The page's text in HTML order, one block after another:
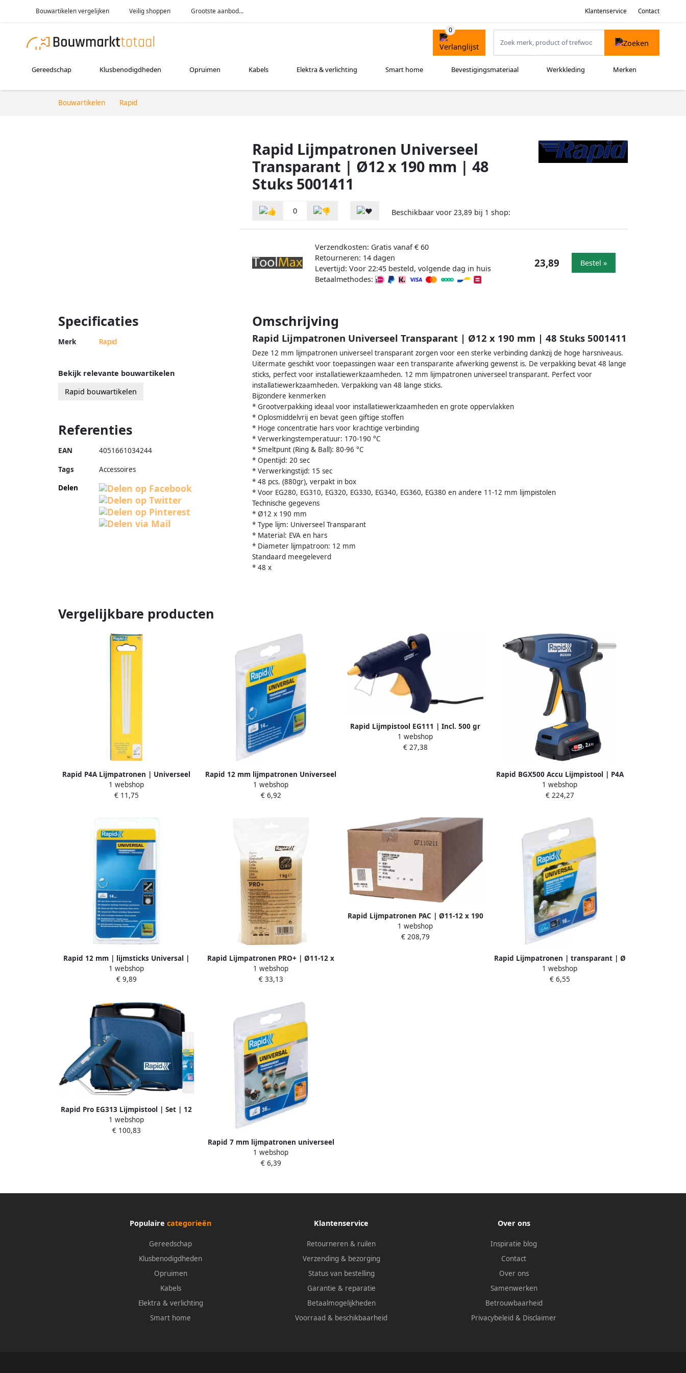
Bouwartikelen vergelijken Veilig shoppen Grootste aanbod... Klantenservice Contact
Gereedschap Klusbenodigdheden Opruimen Kabels Elektra & verlichting Smart home Bevestigingsmateriaal Werkkleding Merken
Bouwartikelen Rapid
Rapid Lijmpatronen Universeel
Transparant | Ø12 x 190 mm | 48
Stuks 5001411
0 Beschikbaar voor 23,89 bij 1 shop:
Verzendkosten: Gratis vanaf € 60
Retourneren: 14 dagen
Levertijd: Voor 22:45 besteld, volgende dag in huis
Betaalmethodes:
23,89 Bestel »
Specificaties
Merk Rapid
Omschrijving
Rapid Lijmpatronen Universeel Transparant | Ø12 x 190 mm | 48 Stuks 5001411
Deze 12 mm lijmpatronen universeel transparant zorgen voor een sterke verbinding dankzij de hoge harsniveaus.
Uitermate geschikt voor toepassingen waar een transparante afwerking gewenst is. De verpakking bevat 48 lange
sticks, perfect voor installatiewerkzaamheden. 12 mm lijmpatronen universeel transparant. Perfect voor
installatiewerkzaamheden. Verpakking van 48 lange sticks.
Bijzondere kenmerken
* Grootverpakking ideaal voor installatiewerkzaamheden en grote oppervlakken
* Oplosmiddelvrij en bevat geen giftige stoffen
* Hoge concentratie hars voor krachtige verbinding
* Verwerkingstemperatuur: 170-190 °C
* Smeltpunt (Ring & Ball): 80-96 °C
* Opentijd: 20 sec
* Verwerkingstijd: 15 sec
* 48 pcs. (880gr), verpakt in box
* Voor EG280, EG310, EG320, EG330, EG340, EG360, EG380 en andere 11-12 mm lijmpistolen
Technische gegevens
* Ø12 x 190 mm
* Type lijm: Universeel Transparant
* Material: EVA en hars
* Diameter lijmpatroon: 12 mm
Standaard meegeleverd
* 48 x
Bekijk relevante bouwartikelen
Rapid bouwartikelen
Referenties
EAN 4051661034244
Tags
Accessoires
Delen
Vergelijkbare producten
Rapid P4A Lijmpatronen | Universeel
Transparant | Ø12 x 190 mm | 16 Stuks
5001589
1 webshop
€ 11,75
Rapid 12 mm lijmpatronen Universeel
Transparant 40107356
1 webshop
€ 6,92
Rapid Lijmpistool EG111 | Incl. 500 gr
Lijmpatronen 40303076
1 webshop
€ 27,38
Rapid BGX500 Accu Lijmpistool | P4A
18V | 2.5 Ah accu + lader | 4
lijmpatronen 190mm | In koffer
1 webshop
€ 224,27
Rapid 12 mm | lijmsticks Universal |
Transparent 40107362
1 webshop
€ 9,89
Rapid Lijmpatronen PRO+ | Ø11-12 x
190 mm | 1 0 kg 40302777
1 webshop
€ 33,13
Rapid Lijmpatronen PAC | Ø11-12 x 190
mm | 10 kg 40302791
1 webshop
€ 208,79
Rapid Lijmpatronen | transparant | Ø
9 ovaal x 94 mm | 16 St. | Blister
40107349
1 webshop
€ 6,55
Rapid Pro EG313 Lijmpistool | Set | 12
mm | 12 lijmpatronen | In koffer
5001489
1 webshop
€ 100,83
Rapid 7 mm lijmpatronen universeel
transparant 40107350
1 webshop
€ 6,39
Populaire categorieën
Gereedschap
Klusbenodigdheden
Opruimen
Kabels
Elektra & verlichting
Smart home
Klantenservice
Retourneren & ruilen
Verzending & bezorging
Status van bestelling
Garantie & reparatie
Betaalmogelijkheden
Voorraad & beschikbaarheid
Over ons
Inspiratie blog
Contact
Over ons
Samenwerken
Betrouwbaarheid
Privacybeleid & Disclaimer